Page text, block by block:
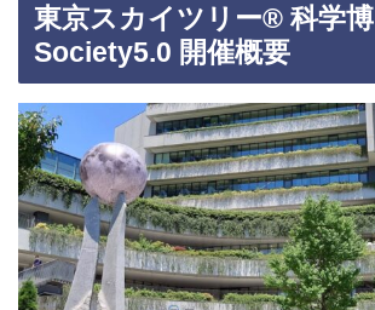
東京スカイツリー® 科学博
Society5.0 開催概要